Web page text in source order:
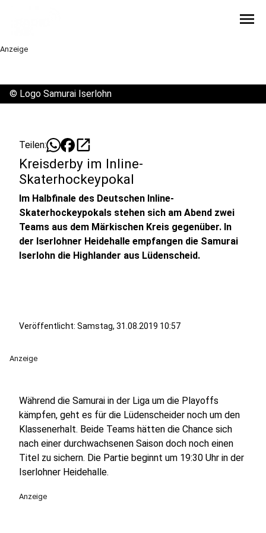
menu
Anzeige
© Logo Samurai Iserlohn
Teilen: open_in_new
Kreisderby im Inline-
Skaterhockeypokal
Im Halbfinale des Deutschen Inline-
Skaterhockeypokals stehen sich am Abend zwei
Teams aus dem Märkischen Kreis gegenüber. In
der Iserlohner Heidehalle empfangen die Samurai
Iserlohn die Highlander aus Lüdenscheid.
Veröffentlicht: Samstag, 31.08.2019 10:57
Anzeige
Während die Samurai in der Liga um die Playoffs
kämpfen, geht es für die Lüdenscheider noch um den
Klassenerhalt. Beide Teams hätten die Chance sich
nach einer durchwachsenen Saison doch noch einen
Titel zu sichern. Die Partie beginnt um 19:30 Uhr in der
Iserlohner Heidehalle.
Anzeige